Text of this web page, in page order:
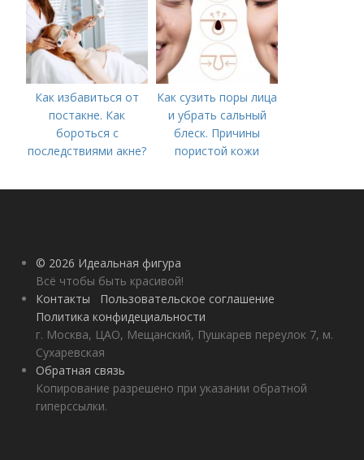
Как избавиться от
постакне. Как
бороться с
последствиями акне?
Как сузить поры лица
и убрать сальный
блеск. Причины
пористой кожи
© 2026 Идеальная фигура
Всё чтобы быть красивой!
Контакты
Пользовательское соглашение
Политика конфидециальности
г. Москва, ЦАО, Мещанский, Пушкарев переулок 7, м.
Сухаревская
Обратная связь
Копирование разрешено при указании обратной
гиперссылки.